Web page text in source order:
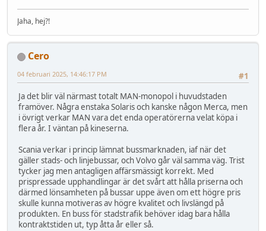
Jaha, hej?!
Cero
#1
04 februari 2025, 14:46:17 PM
Ja det blir väl närmast totalt MAN-monopol i huvudstaden
framöver. Några enstaka Solaris och kanske någon Merca, men
i övrigt verkar MAN vara det enda operatörerna velat köpa i
flera år. I väntan på kineserna.
Scania verkar i princip lämnat bussmarknaden, iaf när det
gäller stads- och linjebussar, och Volvo går väl samma väg. Trist
tycker jag men antagligen affärsmässigt korrekt. Med
prispressade upphandlingar är det svårt att hålla priserna och
därmed lönsamheten på bussar uppe även om ett högre pris
skulle kunna motiveras av högre kvalitet och livslängd på
produkten. En buss för stadstrafik behöver idag bara hålla
kontraktstiden ut, typ åtta år eller så.